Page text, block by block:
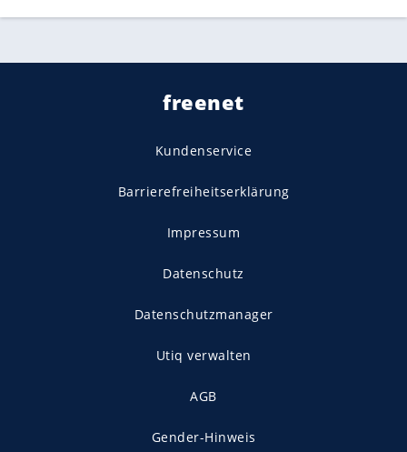
freenet
Kundenservice
Barrierefreiheitserklärung
Impressum
Datenschutz
Datenschutzmanager
Utiq verwalten
AGB
Gender-Hinweis